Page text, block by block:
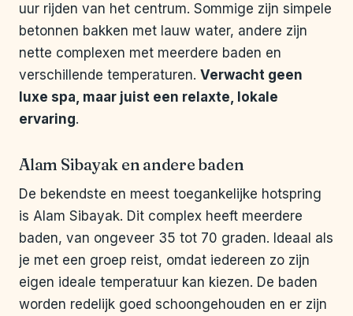
uur rijden van het centrum. Sommige zijn simpele
betonnen bakken met lauw water, andere zijn
nette complexen met meerdere baden en
verschillende temperaturen. Verwacht geen
luxe spa, maar juist een relaxte, lokale
ervaring.
Alam Sibayak en andere baden
De bekendste en meest toegankelijke hotspring
is Alam Sibayak. Dit complex heeft meerdere
baden, van ongeveer 35 tot 70 graden. Ideaal als
je met een groep reist, omdat iedereen zo zijn
eigen ideale temperatuur kan kiezen. De baden
worden redelijk goed schoongehouden en er zijn